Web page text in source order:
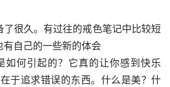
很久。有过往的戒色笔记中比较短
自己的一些新的体会
如何引起的？它真的让你感到快乐
于追求错误的东西。什么是美？什